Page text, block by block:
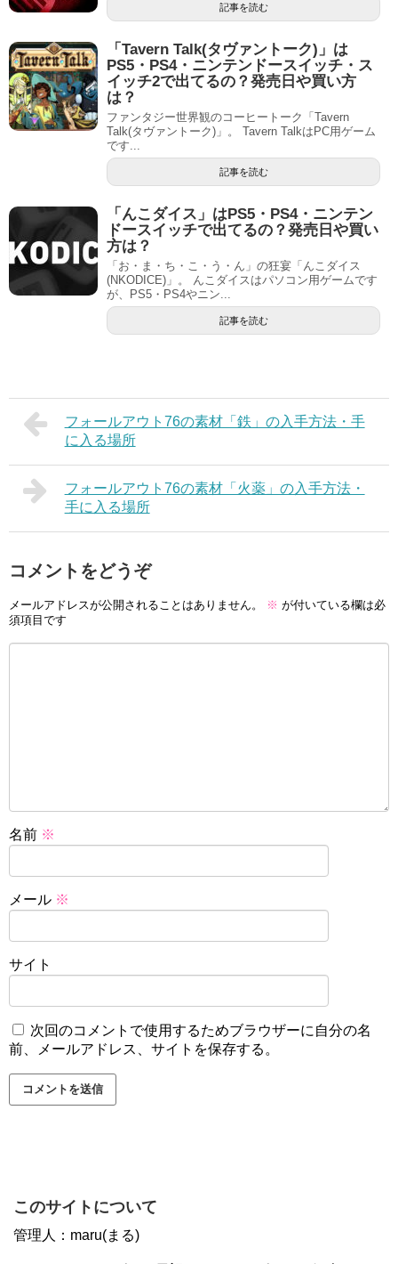
記事を読む
「Tavern Talk(タヴァントーク)」は
PS5・PS4・ニンテンドースイッチ・ス
イッチ2で出てるの？発売日や買い方
は？
ファンタジー世界観のコーヒートーク「Tavern
Talk(タヴァントーク)」。 Tavern TalkはPC用ゲーム
です...
記事を読む
「んこダイス」はPS5・PS4・ニンテン
ドースイッチで出てるの？発売日や買い
方は？
「お・ま・ち・こ・う・ん」の狂宴「んこダイス
(NKODICE)」。 んこダイスはパソコン用ゲームです
が、PS5・PS4やニン...
記事を読む
フォールアウト76の素材「鉄」の入手方法・手
に入る場所
フォールアウト76の素材「火薬」の入手方法・
手に入る場所
コメントをどうぞ
メールアドレスが公開されることはありません。 ※ が付いている欄は必
須項目です
名前 ※
メール ※
サイト
次回のコメントで使用するためブラウザーに自分の名
前、メールアドレス、サイトを保存する。
このサイトについて
管理人：maru(まる)